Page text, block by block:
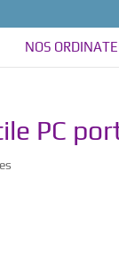
NOS
PC